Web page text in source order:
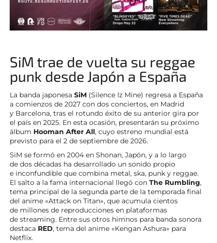
SiM trae de vuelta su reggae
punk desde Japón a España
La banda japonesa SiM (Silence Iz Mine) regresa a España
a comienzos de 2027 con dos conciertos, en Madrid
y Barcelona, tras el rotundo éxito de su anterior gira por
el país en 2025. En esta ocasión, presentarán su próximo
álbum Hooman After All, cuyo estreno mundial está
previsto para el 2 de septiembre de 2026.
SiM se formó en 2004 en Shonan, Japón, y a lo largo
de dos décadas ha desarrollado un sonido propio
e inconfundible que combina metal, ska, punk y reggae.
El salto a la fama internacional llegó con The Rumbling,
tema principal de la segunda parte de la temporada final
del anime «Attack on Titan», que acumula cientos
de millones de reproducciones en plataformas
de streaming. Entre sus otros himnos para banda sonora
destaca RED, tema del anime «Kengan Ashura» para
Netflix.